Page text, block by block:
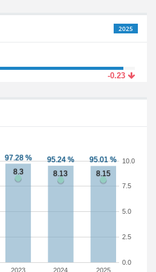
2025
-0.23
2023 2024 2025
0.0
2.5
5.0
7.5
10.0